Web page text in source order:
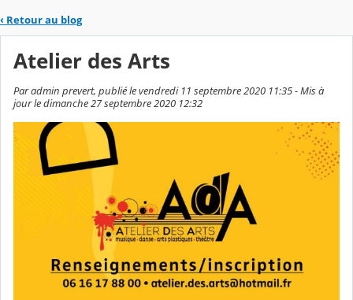
‹ Retour au blog
Atelier des Arts
Par admin prevert, publié le vendredi 11 septembre 2020 11:35 - Mis à
jour le dimanche 27 septembre 2020 12:32